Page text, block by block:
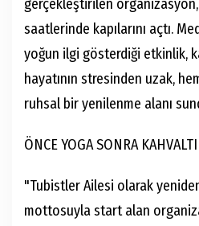
gerçekleştirilen organizasyon,
saatlerinde kapılarını açtı.
yoğun ilgi gösterdiği etkinlik,
hayatının stresinden uzak,
ruhsal bir yenilenme alanı
ÖNCE YOGA SONRA KAHVALTI
"Tubistler Ailesi olarak
mottosuyla start alan